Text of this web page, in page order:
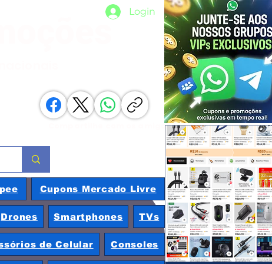
Login
Compartilhe com os amigos
Cupons Mercado Livre
Drones Smartphones TVs
de Celular Consoles